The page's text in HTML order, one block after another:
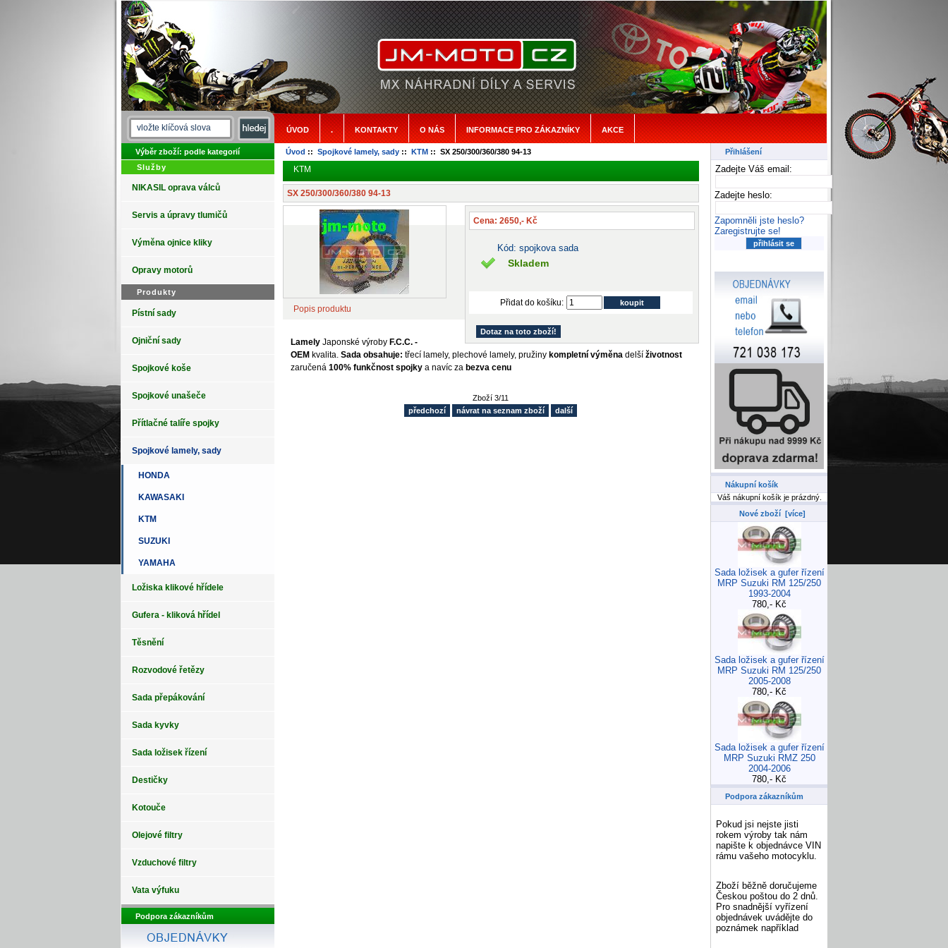
ÚVOD . KONTAKTY O NÁS INFORMACE PRO ZÁKAZNÍKY AKCE
Výběr zboží: podle kategorií
Služby
NIKASIL oprava válců
Servis a úpravy tlumičů
Výměna ojnice kliky
Opravy motorů
Produkty
Pístní sady
Ojniční sady
Spojkové koše
Spojkové unašeče
Přítlačné talíře spojky
Spojkové lamely, sady
HONDA
KAWASAKI
KTM
SUZUKI
YAMAHA
Ložiska klikové hřídele
Gufera - kliková hřídel
Těsnění
Rozvodové řetězy
Sada přepákování
Sada kyvky
Sada ložisek řízení
Destičky
Kotouče
Olejové filtry
Vzduchové filtry
Vata výfuku
Podpora zákazníkům
Úvod :: Spojkové lamely, sady:: KTM:: SX 250/300/360/380 94-13
KTM
SX 250/300/360/380 94-13
Cena: 2650,- Kč
Kód: spojkova sada
Skladem
Přidat do košíku:
Dotaz na toto zboží!
Popis produktu
LamelyJaponské výroby F.C.C. -
OEM kvalita. Sada obsahuje: třecí lamely, plechové lamely, pružiny kompletní výměna delší životnost
zaručená 100% funkčnost spojky a navíc za bezva cenu
Zboží 3/11
předchozí
návrat na seznam zboží další
Přihlášení
Zadejte Váš email:
Zadejte heslo:
Zapomněli jste heslo?
Zaregistrujte se!
Nákupní košík
Váš nákupní košík je prázdný.
Nové zboží [více]
Sada ložisek a gufer řízení
MRP Suzuki RM 125/250
1993-2004
780,- Kč
Sada ložisek a gufer řízení
MRP Suzuki RM 125/250
2005-2008
780,- Kč
Sada ložisek a gufer řízení
MRP Suzuki RMZ 250
2004-2006
780,- Kč
Podpora zákazníkům
Pokud jsi nejste jisti
rokem výroby tak nám
napište k objednávce VIN
rámu vašeho motocyklu.
Zboží běžně doručujeme
Českou poštou do 2 dnů.
Pro snadnější vyřízení
objednávek uvádějte do
poznámek například